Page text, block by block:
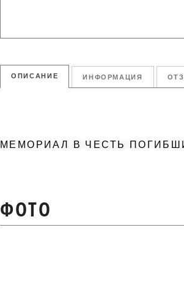
ОПИСАНИЕ ИНФОРМАЦИЯ
МЕМОРИАЛ В ЧЕСТЬ
ФОТО